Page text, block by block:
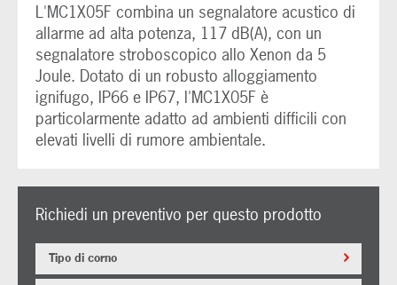
L'MC1X05F combina un segnalatore acustico di
allarme ad alta potenza, 117 dB(A), con un
segnalatore stroboscopico allo Xenon da 5
Joule. Dotato di un robusto alloggiamento
ignifugo, IP66 e IP67, l'MC1X05F è
particolarmente adatto ad ambienti difficili con
elevati livelli di rumore ambientale.
Richiedi un preventivo per questo prodotto
Tipo di corno